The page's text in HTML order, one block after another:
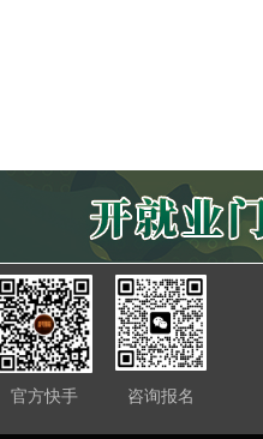
咨询报名
官方快手